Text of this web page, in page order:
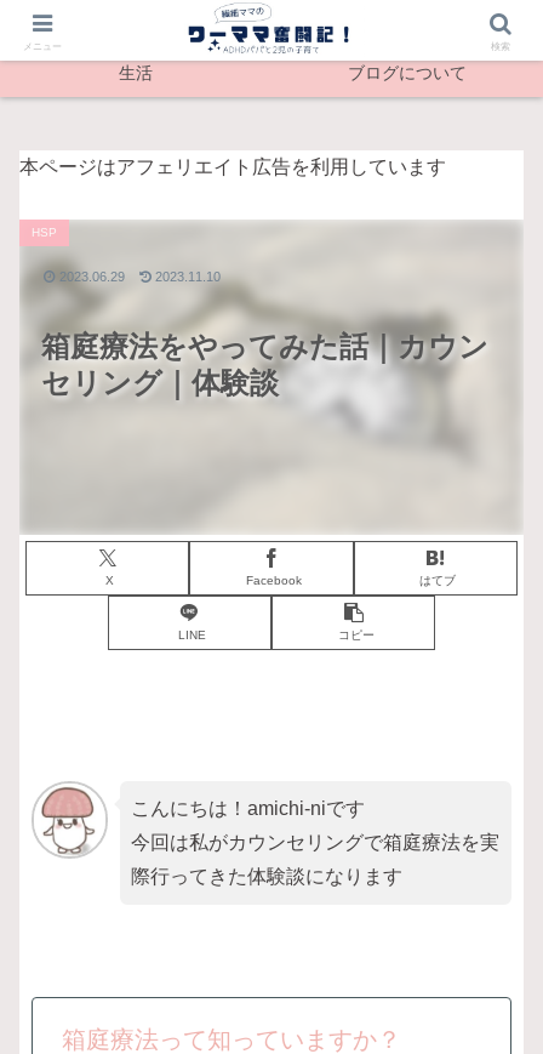
生活 ブログについて
本ページはアフェリエイト広告を利用しています
箱庭療法をやってみた話｜カウン
セリング｜体験談
HSP
X Facebook はてブ
LINE コピー
2023.06.29 2023.11.10
こんにちは！amichi-niです
今回は私がカウンセリングで箱庭療法を実
際行ってきた体験談になります
箱庭療法って知っていますか？
メニュー 検索